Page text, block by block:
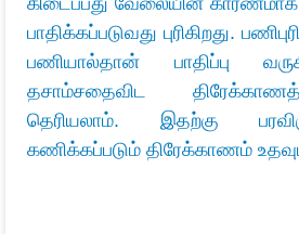
பாதிக்கப்படுவது புரிகிறது.
பணியால்தான் பாதிப்பு
தசாம்சதைவிட
தெரியலாம். இதற்கு
கணிக்கப்படும் திரேக்காணம்